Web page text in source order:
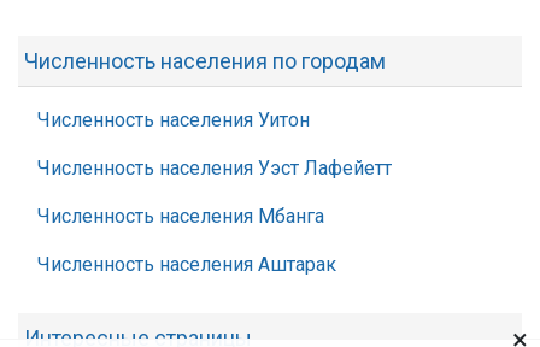
Численность населения по городам
Численность населения Уитон
Численность населения Уэст Лафейетт
Численность населения Мбанга
Численность населения Аштарак
Интересные страницы ×